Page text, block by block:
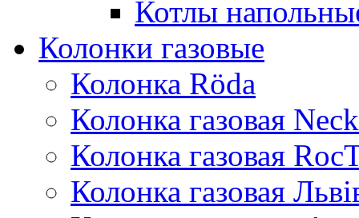
Котлы
Колонки газовые
Колонка Rӧda
Колонка газовая
Колонка газовая
Колонка газовая